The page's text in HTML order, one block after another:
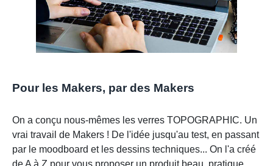
Pour les Makers, par des Makers
On a conçu nous-mêmes les verres TOPOGRAPHIC. Un
vrai travail de Makers ! De l'idée jusqu'au test, en passant
par le moodboard et les dessins techniques... On l'a créé